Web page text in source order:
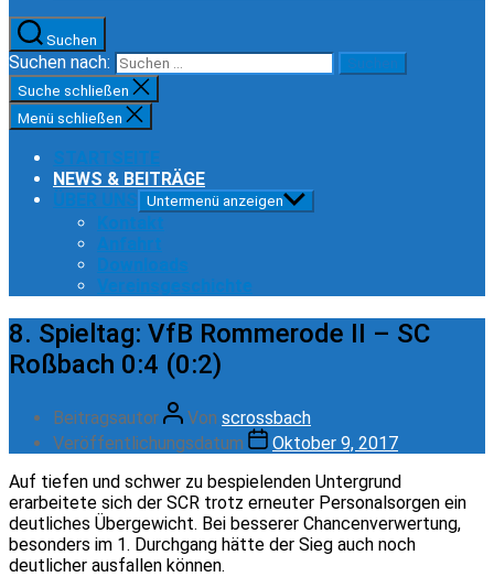
Suchen
Suchen nach:
Suche schließen
Menü schließen
STARTSEITE
NEWS & BEITRÄGE
ÜBER UNS Untermenü anzeigen
Kontakt
Anfahrt
Downloads
Vereinsgeschichte
8. Spieltag: VfB Rommerode II – SC
Roßbach 0:4 (0:2)
Beitragsautor Von scrossbach
Veröffentlichungsdatum
Oktober 9, 2017
Auf tiefen und schwer zu bespielenden Untergrund
erarbeitete sich der SCR trotz erneuter Personalsorgen ein
deutliches Übergewicht. Bei besserer Chancenverwertung,
besonders im 1. Durchgang hätte der Sieg auch noch
deutlicher ausfallen können.